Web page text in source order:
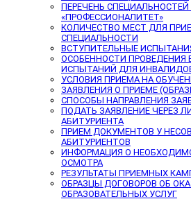
ПЕРЕЧЕНЬ
«ПРОФЕССИОНАЛИТЕТ»
КОЛИЧЕСТВО МЕСТ ДЛЯ
СПЕЦИАЛЬНОСТИ
ВСТУПИТЕЛЬНЫЕ
ОСОБЕННОСТИ ПРОВЕДЕНИЯ
ИСПЫТАНИЙ ДЛЯ
УСЛОВИЯ ПРИЕМА НА
ЗАЯВЛЕНИЯ О ПРИЕМЕ
СПОСОБЫ НАПРАВЛЕНИЯ
ПОДАТЬ ЗАЯВЛЕНИЕ ЧЕРЕЗ
АБИТУРИЕНТА
ПРИЕМ ДОКУМЕНТОВ У
АБИТУРИЕНТОВ
ИНФОРМАЦИЯ О
ОСМОТРА
РЕЗУЛЬТАТЫ ПРИЕМНЫХ
ОБРАЗЦЫ ДОГОВОРОВ ОБ
ОБРАЗОВАТЕЛЬНЫХ УСЛУГ